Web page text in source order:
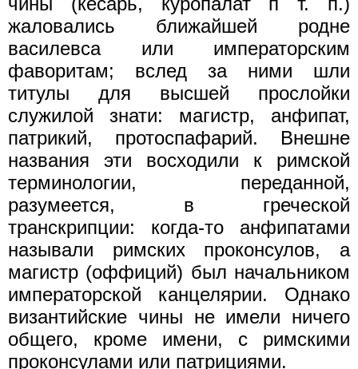
жаловались ближайшей родне
василевса или императорским
фаворитам; вслед за ними шли
титулы для высшей прослойки
служилой знати: магистр, анфипат,
патрикий, протоспафарий. Внешне
названия эти восходили к римской
терминологии, переданной,
разумеется, в греческой
транскрипции: когда-то анфипатами
называли римских проконсулов, а
магистр (оффиций) был начальником
императорской канцелярии. Однако
византийские чины не имели ничего
общего, кроме имени, с римскими
проконсулами или патрициями.